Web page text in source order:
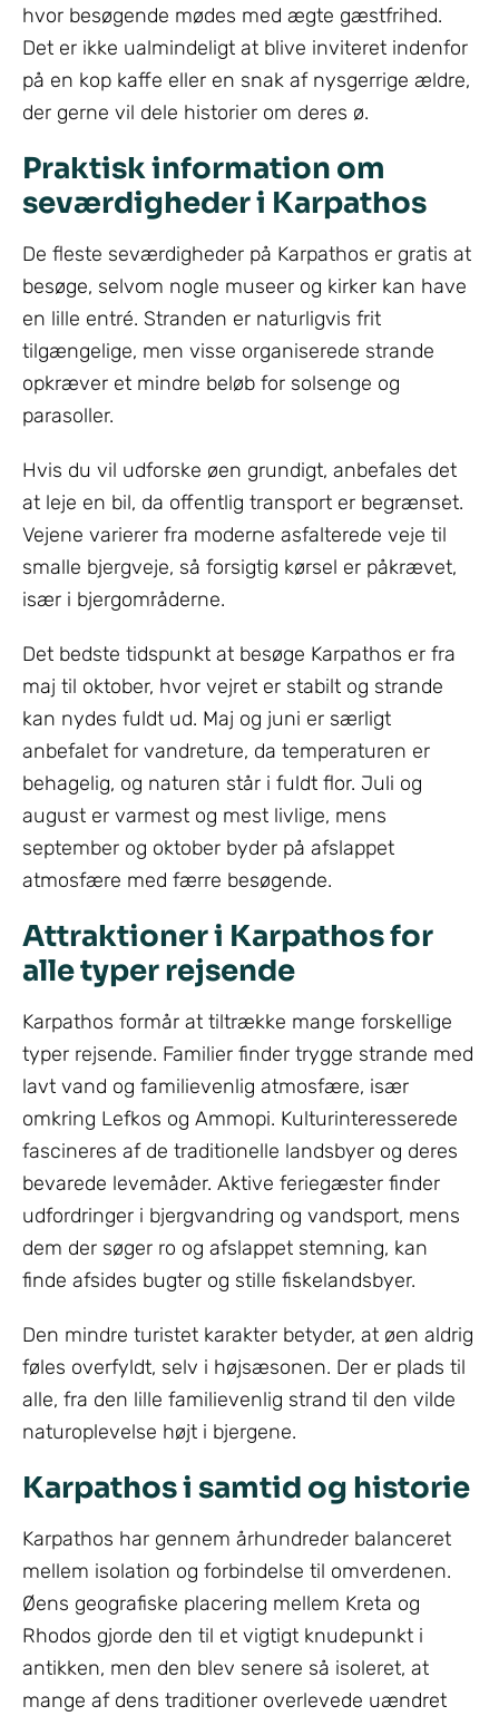
hvor besøgende mødes med ægte gæstfrihed.
Det er ikke ualmindeligt at blive inviteret indenfor
på en kop kaffe eller en snak af nysgerrige ældre,
der gerne vil dele historier om deres ø.
Praktisk information om
seværdigheder i Karpathos
De fleste seværdigheder på Karpathos er gratis at
besøge, selvom nogle museer og kirker kan have
en lille entré. Stranden er naturligvis frit
tilgængelige, men visse organiserede strande
opkræver et mindre beløb for solsenge og
parasoller.
Hvis du vil udforske øen grundigt, anbefales det
at leje en bil, da offentlig transport er begrænset.
Vejene varierer fra moderne asfalterede veje til
smalle bjergveje, så forsigtig kørsel er påkrævet,
især i bjergområderne.
Det bedste tidspunkt at besøge Karpathos er fra
maj til oktober, hvor vejret er stabilt og strande
kan nydes fuldt ud. Maj og juni er særligt
anbefalet for vandreture, da temperaturen er
behagelig, og naturen står i fuldt flor. Juli og
august er varmest og mest livlige, mens
september og oktober byder på afslappet
atmosfære med færre besøgende.
Attraktioner i Karpathos for
alle typer rejsende
Karpathos formår at tiltrække mange forskellige
typer rejsende. Familier finder trygge strande med
lavt vand og familievenlig atmosfære, især
omkring Lefkos og Ammopi. Kulturinteresserede
fascineres af de traditionelle landsbyer og deres
bevarede levemåder. Aktive feriegæster finder
udfordringer i bjergvandring og vandsport, mens
dem der søger ro og afslappet stemning, kan
finde afsides bugter og stille fiskelandsbyer.
Den mindre turistet karakter betyder, at øen aldrig
føles overfyldt, selv i højsæsonen. Der er plads til
alle, fra den lille familievenlig strand til den vilde
naturoplevelse højt i bjergene.
Karpathos i samtid og historie
Karpathos har gennem århundreder balanceret
mellem isolation og forbindelse til omverdenen.
Øens geografiske placering mellem Kreta og
Rhodos gjorde den til et vigtigt knudepunkt i
antikken, men den blev senere så isoleret, at
mange af dens traditioner overlevede uændret